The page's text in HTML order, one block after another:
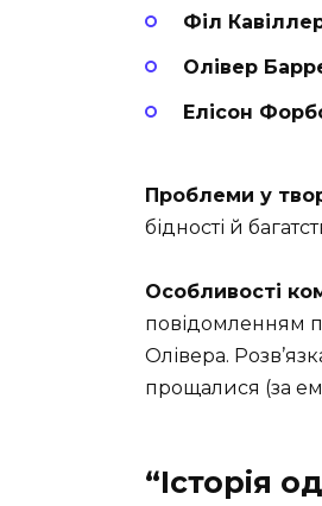
Філ
Олівер
Елісон
Проблеми у
бідності й
Особливості
повідомленням
Олівера.
прощалися (за
“Історія